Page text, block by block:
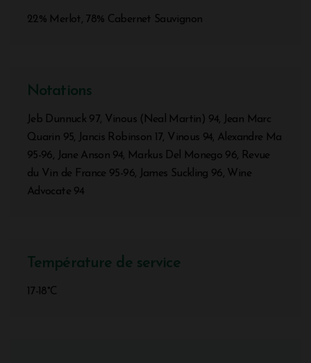
22% Merlot, 78% Cabernet Sauvignon
Notations
Jeb Dunnuck 97, Vinous (Neal Martin) 94, Jean Marc
Quarin 95, Jancis Robinson 17, Vinous 94, Alexandre Ma
95-96, Jane Anson 94, Markus Del Monego 96, Revue
du Vin de France 95-96, James Suckling 96, Wine
Advocate 94
Température de service
17-18°C